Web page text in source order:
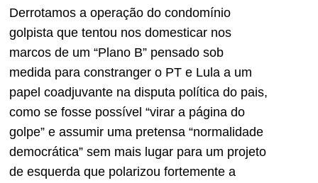
Derrotamos a operação do condomínio
golpista que tentou nos domesticar nos
marcos de um “Plano B” pensado sob
medida para constranger o PT e Lula a um
papel coadjuvante na disputa política do pais,
como se fosse possível “virar a página do
golpe” e assumir uma pretensa “normalidade
democrática” sem mais lugar para um projeto
de esquerda que polarizou fortemente a